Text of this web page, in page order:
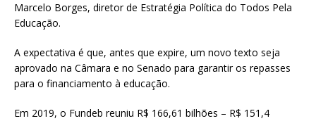
Marcelo Borges, diretor de Estratégia Política do Todos Pela
Educação.
A expectativa é que, antes que expire, um novo texto seja
aprovado na Câmara e no Senado para garantir os repasses
para o financiamento à educação.
Em 2019, o Fundeb reuniu R$ 166,61 bilhões – R$ 151,4